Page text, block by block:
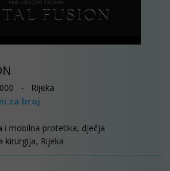
- Rijeka
za broj
i mobilna protetika, dječja
kirurgija, Rijeka